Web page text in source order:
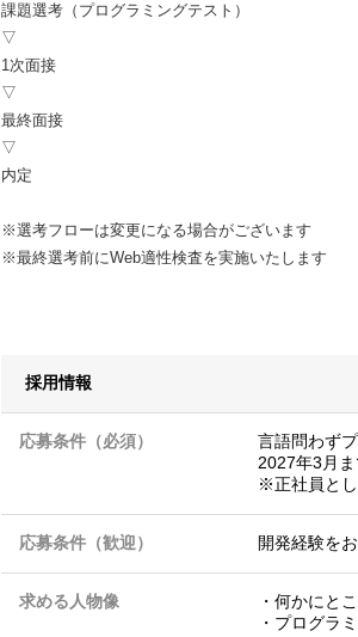
課題選考（プログラミングテスト）
▽
1次面接
▽
最終面接
▽
内定
※選考フローは変更になる場合がございます
※最終選考前にWeb適性検査を実施いたします
採用情報
応募条件（必須）
言語問わず
2027年3月
※正社員と
応募条件（歓迎） 開発経験を
求める人物像
・何かにと
・プログラ